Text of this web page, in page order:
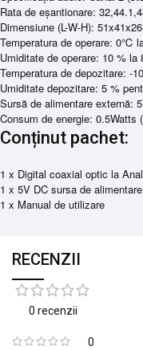
Rata de eşantionare:
Dimensiune (L-W-H):
Temperatura de operare: 0℃
Umiditate de operare: 10 % la
Temperatura de depozitare:
Umiditate depozitare: 5 %
Sursă de alimentare externă:
Consum de energie: 0.5Watts
Conținut pachet:
1 x Digital coaxial optic la
1 x 5V DC sursa de
1 x Manual de utilizare
RECENZII
0 recenzii
0